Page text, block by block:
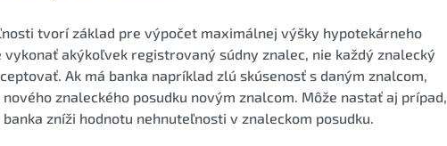
tvorí základ pre výpočet maximálnej výšky hypotekárneho
vykonať akýkoľvek registrovaný súdny znalec, nie každý znalecký
Ak má banka napríklad zlú skúsenosť s daným znalcom,
znaleckého posudku novým znalcom. Môže nastať aj prípad,
zníži hodnotu nehnuteľnosti v znaleckom posudku.